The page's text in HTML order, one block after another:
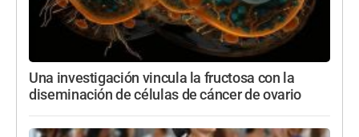
Una investigación vincula la fructosa con la
diseminación de células de cáncer de ovario